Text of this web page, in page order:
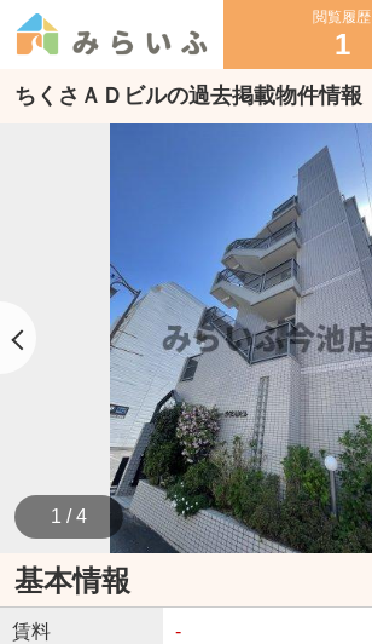
閲覧履歴
1
ちくさＡＤビルの過去掲載物件情報
1 / 4
基本情報
賃料 -